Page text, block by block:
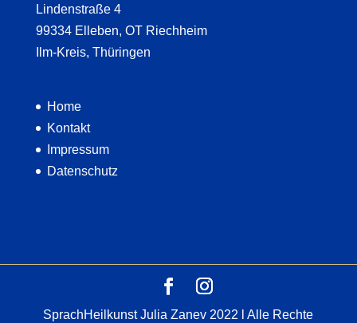
Lindenstraße 4
99334 Elleben, OT Riechheim
Ilm-Kreis, Thüringen
Home
Kontakt
Impressum
Datenschutz
SprachHeilkunst Julia Zanev 2022 l Alle Rechte